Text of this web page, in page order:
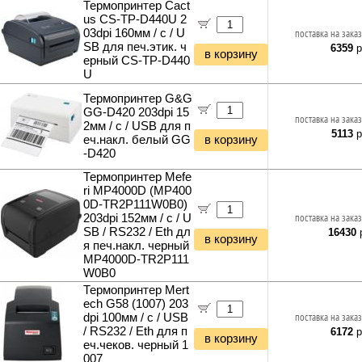
Аксессуары для майнинга
Планки и панели портов
Органайзеры для кабелей
Стяжки для кабелей
Кабели и переходники прочие
Снегоуборщики и подметальщики
Мотобуры
Отбойные молотки
Вибротехника
Бетономешалки
Наборы инструментов
Хранение инструментов
Удлинители силовые
Фонари и мобильные светильники
Мультитулы и ножи
Инструменты и техника прочее
Ночники и декоративные светильники
Гирлянды и гибкий неон
Термопринтер Cact
us CS-TP-D440U 2
03dpi 160мм / с / U
SB для печ.этик. ч
ерный CS-TP-D440
U
в корзину
поставка на
6359
Термопринтер G&G
GG-D420 203dpi 15
2мм / с / USB для п
еч.накл. белый GG
-D420
в корзину
поставка на
5113
Термопринтер Mefe
ri MP4000D (MP400
0D-TR2P111W0B0)
203dpi 152мм / с / U
SB / RS232 / Eth дл
я печ.накл. черный
MP4000D-TR2P111
W0B0
в корзину
поставка на
16430
Термопринтер Mert
ech G58 (1007) 203
dpi 100мм / с / USB
/ RS232 / Eth для п
еч.чеков. черный 1
007
в корзину
поставка на
6172